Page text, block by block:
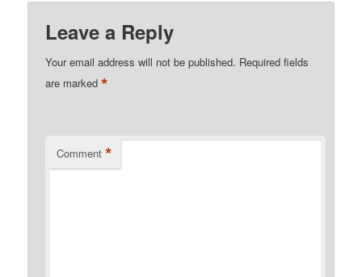
Leave a Reply
Your email address will not be published. Required fields
are marked*
Comment *